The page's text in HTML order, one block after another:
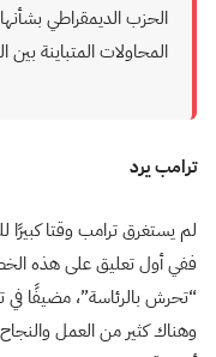
الحزب الديمقراطي
المحاولات المتباينة بين
ترامب يرد
لم يستغرق ترامب وقتا كبيرًا
ففي أول تعليق على هذه
“تحرش بالرئاسة”، مضيفًا في
وهناك كثير من العمل